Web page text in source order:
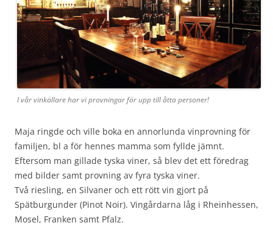
I vår vinkällare har vi provningar för upp till åtta personer!
Maja ringde och ville boka en annorlunda vinprovning för
familjen, bl a för hennes mamma som fyllde jämnt.
Eftersom man gillade tyska viner, så blev det ett föredrag
med bilder samt provning av fyra tyska viner.
Två riesling, en Silvaner och ett rött vin gjort på
Spätburgunder (Pinot Noir). Vingårdarna låg i Rheinhessen,
Mosel, Franken samt Pfalz.